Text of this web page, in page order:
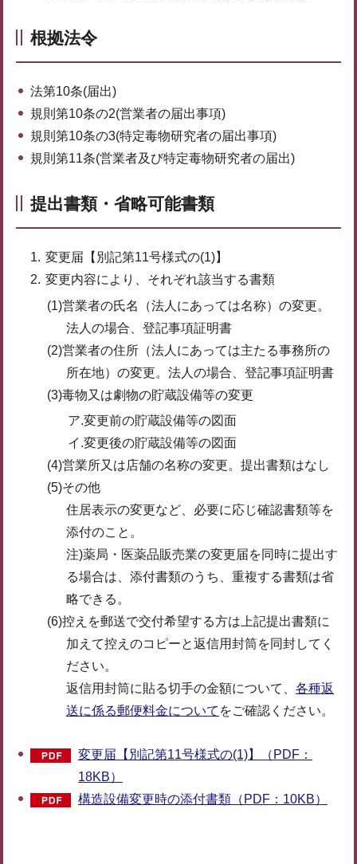
根拠法令
法第10条(届出)
規則第10条の2(営業者の届出事項)
規則第10条の3(特定毒物研究者の届出事項)
規則第11条(営業者及び特定毒物研究者の届出)
提出書類・省略可能書類
変更届【別記第11号様式の(1)】
変更内容により、それぞれ該当する書類
(1)営業者の氏名（法人にあっては名称）の変更。
法人の場合、登記事項証明書
(2)営業者の住所（法人にあっては主たる事務所の
所在地）の変更。法人の場合、登記事項証明書
(3)毒物又は劇物の貯蔵設備等の変更
ア.変更前の貯蔵設備等の図面
イ.変更後の貯蔵設備等の図面
(4)営業所又は店舗の名称の変更。提出書類はなし
(5)その他
住居表示の変更など、必要に応じ確認書類等を
添付のこと。
注)薬局・医薬品販売業の変更届を同時に提出す
る場合は、添付書類のうち、重複する書類は省
略できる。
(6)控えを郵送で交付希望する方は上記提出書類に
加えて控えのコピーと返信用封筒を同封してく
ださい。
返信用封筒に貼る切手の金額について、 各種返
送に係る郵便料金について をご確認ください。
変更届【別記第11号様式の(1)】（PDF：
18KB）
構造設備変更時の添付書類（PDF：10KB）